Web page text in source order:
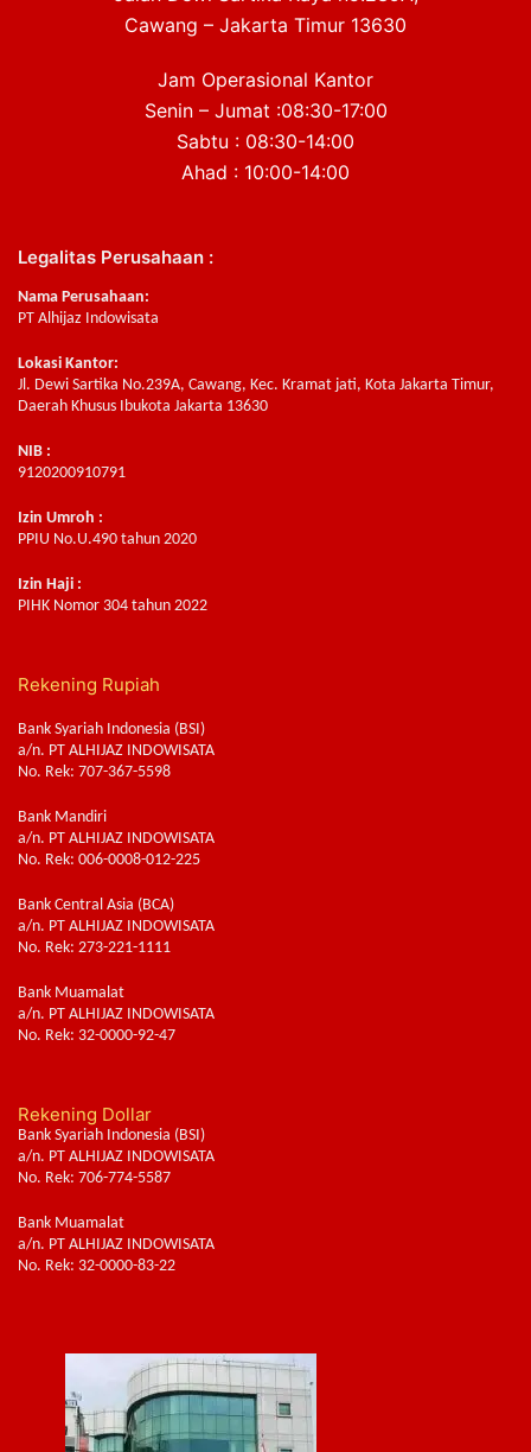
Cawang – Jakarta Timur 13630
Jam Operasional Kantor
Senin – Jumat :08:30-17:00
Sabtu : 08:30-14:00
Ahad : 10:00-14:00
Legalitas Perusahaan :
Nama Perusahaan:
PT Alhijaz Indowisata
Lokasi Kantor:
Jl. Dewi Sartika No.239A, Cawang, Kec. Kramat jati, Kota Jakarta Timur,
Daerah Khusus Ibukota Jakarta 13630
NIB :
9120200910791
Izin Umroh :
PPIU No.U.490 tahun 2020
Izin Haji :
PIHK Nomor 304 tahun 2022
Rekening Rupiah
Bank Syariah Indonesia (BSI)
a/n. PT ALHIJAZ INDOWISATA
No. Rek: 707-367-5598
Bank Mandiri
a/n. PT ALHIJAZ INDOWISATA
No. Rek: 006-0008-012-225
Bank Central Asia (BCA)
a/n. PT ALHIJAZ INDOWISATA
No. Rek: 273-221-1111
Bank Muamalat
a/n. PT ALHIJAZ INDOWISATA
No. Rek: 32-0000-92-47
Rekening Dollar
Bank Syariah Indonesia (BSI)
a/n. PT ALHIJAZ INDOWISATA
No. Rek: 706-774-5587
Bank Muamalat
a/n. PT ALHIJAZ INDOWISATA
No. Rek: 32-0000-83-22